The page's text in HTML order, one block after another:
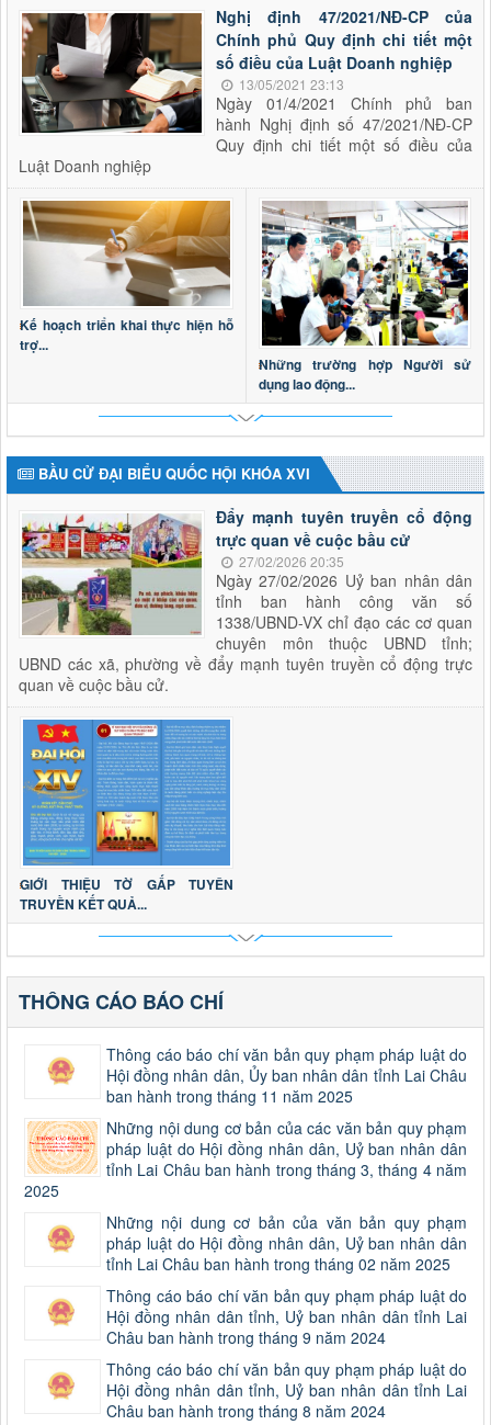
Nghị định 47/2021/NĐ-CP của
Chính phủ Quy định chi tiết một
số điều của Luật Doanh nghiệp
13/05/2021 23:13
Ngày 01/4/2021 Chính phủ ban
hành Nghị định số 47/2021/NĐ-CP
Quy định chi tiết một số điều của
Luật Doanh nghiệp
Kế hoạch triển khai thực hiện hỗ
trợ...
Những trường hợp Người sử
dụng lao động...
BẦU CỬ ĐẠI BIỂU QUỐC HỘI KHÓA XVI
Đẩy mạnh tuyên truyền cổ động
trực quan về cuộc bầu cử
27/02/2026 20:35
Ngày 27/02/2026 Uỷ ban nhân dân
tỉnh ban hành công văn số
1338/UBND-VX chỉ đạo các cơ quan
chuyên môn thuộc UBND tỉnh;
UBND các xã, phường về đẩy mạnh tuyên truyền cổ động trực
quan về cuộc bầu cử.
GIỚI THIỆU TỜ GẤP TUYÊN
TRUYỀN KẾT QUẢ...
THÔNG CÁO BÁO CHÍ
Thông cáo báo chí văn bản quy phạm pháp luật do
Hội đồng nhân dân, Ủy ban nhân dân tỉnh Lai Châu
ban hành trong tháng 11 năm 2025
Những nội dung cơ bản của các văn bản quy phạm
pháp luật do Hội đồng nhân dân, Uỷ ban nhân dân
tỉnh Lai Châu ban hành trong tháng 3, tháng 4 năm
2025
Những nội dung cơ bản của văn bản quy phạm
pháp luật do Hội đồng nhân dân, Uỷ ban nhân dân
tỉnh Lai Châu ban hành trong tháng 02 năm 2025
Thông cáo báo chí văn bản quy phạm pháp luật do
Hội đồng nhân dân tỉnh, Uỷ ban nhân dân tỉnh Lai
Châu ban hành trong tháng 9 năm 2024
Thông cáo báo chí văn bản quy phạm pháp luật do
Hội đồng nhân dân tỉnh, Uỷ ban nhân dân tỉnh Lai
Châu ban hành trong tháng 8 năm 2024